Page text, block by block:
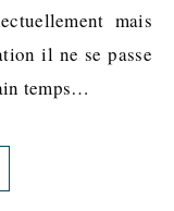
mais
il ne se passe
temps…